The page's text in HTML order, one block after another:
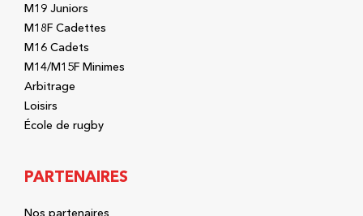
M19 Juniors
M18F Cadettes
M16 Cadets
M14/M15F Minimes
Arbitrage
Loisirs
École de rugby
PARTENAIRES
Nos partenaires